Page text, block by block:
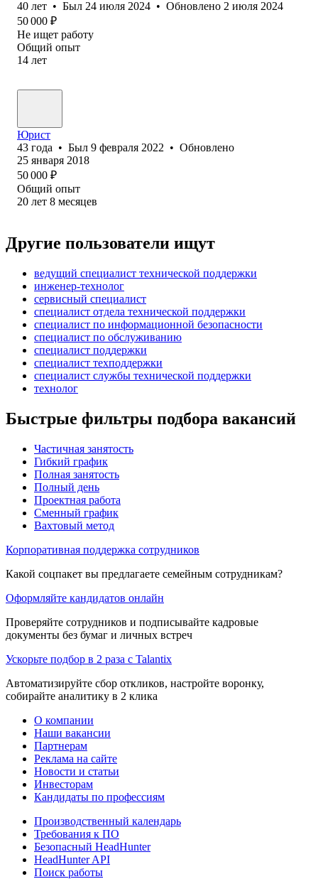
40 лет • Был 24 июля 2024 • Обновлено 2 июля 2024
50 000 ₽
Не ищет работу
Общий опыт
14 лет
Юрист
43 года • Был 9 февраля 2022 • Обновлено
25 января 2018
50 000 ₽
Общий опыт
20 лет 8 месяцев
Другие пользователи ищут
ведущий специалист технической поддержки
инженер-технолог
сервисный специалист
специалист отдела технической поддержки
специалист по информационной безопасности
специалист по обслуживанию
специалист поддержки
специалист техподдержки
специалист службы технической поддержки
технолог
Быстрые фильтры подбора вакансий
Частичная занятость
Гибкий график
Полная занятость
Полный день
Проектная работа
Сменный график
Вахтовый метод
Корпоративная поддержка сотрудников
Какой соцпакет вы предлагаете семейным сотрудникам?
Оформляйте кандидатов онлайн
Проверяйте сотрудников и подписывайте кадровые
документы без бумаг и личных встреч
Ускорьте подбор в 2 раза с Talantix
Автоматизируйте сбор откликов, настройте воронку,
собирайте аналитику в 2 клика
О компании
Наши вакансии
Партнерам
Реклама на сайте
Новости и статьи
Инвесторам
Кандидаты по профессиям
Производственный календарь
Требования к ПО
Безопасный HeadHunter
HeadHunter API
Поиск работы